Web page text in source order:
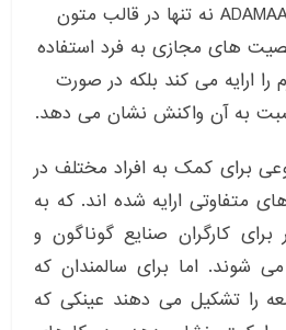
عینک هوشمند پروژه ADAMAAS نه تنها در قالب متون
های مجازی به فرد استفاده
را ارایه می کند بلکه در صورت
به آن واکنش نشان می دهد.
برای کمک به افراد مختلف در
متفاوتی ارایه شده اند. که به
کارگران صنایع گوناگون و
شوند. اما برای سالمندان که
را تشکیل می دهند عینکی که